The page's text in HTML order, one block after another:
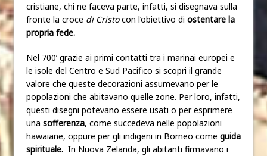
cristiane, chi ne faceva parte, infatti, si disegnava sulla
fronte la croce di Cristocon l’obiettivo di ostentare la
propria fede.
Nel 700’ grazie ai primi contatti tra i marinai europei e
le isole del Centro e Sud Pacifico si scopri il grande
valore che queste decorazioni assumevano per le
popolazioni che abitavano quelle zone. Per loro, infatti,
questi disegni potevano essere usati o per esprimere
una sofferenza, come succedeva nelle popolazioni
hawaiane, oppure per gli indigeni in Borneo come guida
spirituale. In Nuova Zelanda, gli abitanti firmavano i